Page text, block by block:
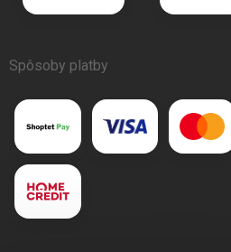
Spôsoby platby